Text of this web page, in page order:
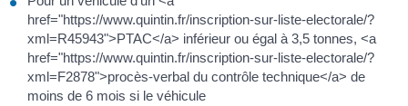
href="https://www.quintin.fr/inscription-sur-liste-electorale/?
xml=R45943">PTAC</a> inférieur ou égal à 3,5 tonnes, <a
href="https://www.quintin.fr/inscription-sur-liste-electorale/?
xml=F2878">procès-verbal du contrôle technique</a> de
moins de 6 mois si le véhicule